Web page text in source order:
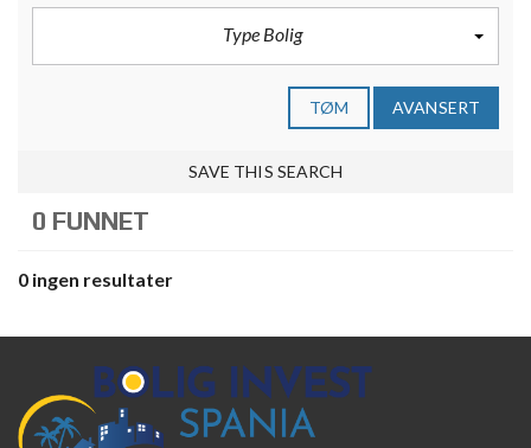
Type Bolig
TØM AVANSERT
SAVE THIS SEARCH
0 FUNNET
0 ingen resultater